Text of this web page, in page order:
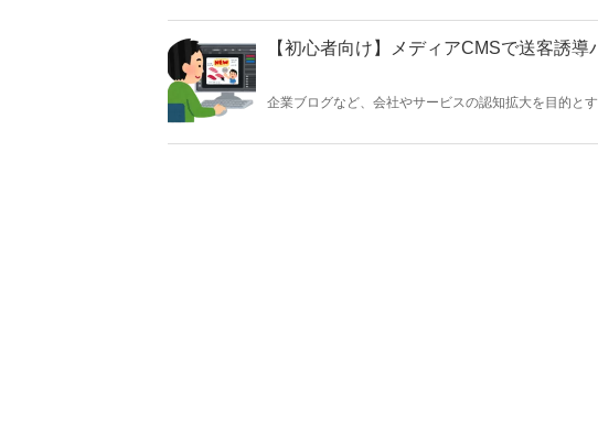
【初心者向け】メディアCMSで送客誘
企業ブログなど、会社やサービスの認知拡大を目的と